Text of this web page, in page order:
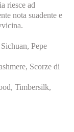
riesce ad
nota suadente e
Pepe
Scorze di
Timbersilk,